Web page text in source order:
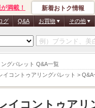
グパレット Q&A一覧
イコントゥアリングパレット > Q&A
満載！ 新着おトク情報
グ Q&A お買物 その他
イコントゥアリ